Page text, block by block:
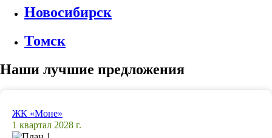
Новосибирск
Томск
Наши лучшие предложения
ЖК «Моне»
1 квартал 2028 г.